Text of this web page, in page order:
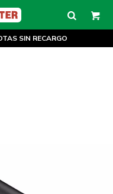
SIN RECARGO